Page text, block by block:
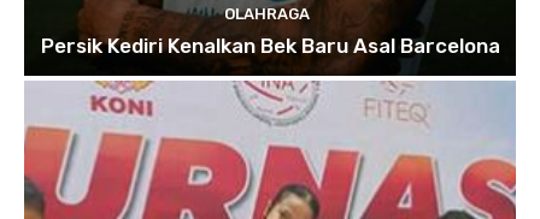
OLAHRAGA
Persik Kediri Kenalkan Bek Baru Asal Barcelona